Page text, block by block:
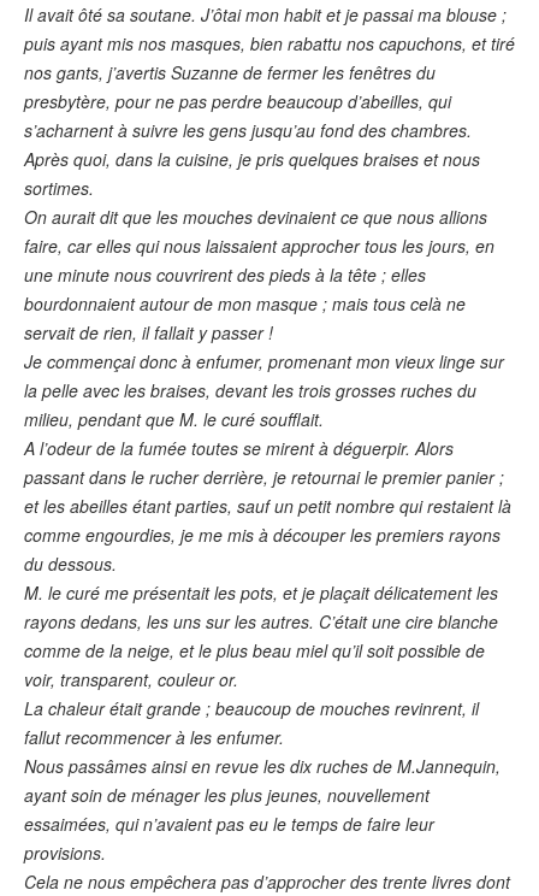
Il avait ôté sa soutane. J’ôtai mon habit et je passai ma blouse ;
puis ayant mis nos masques, bien rabattu nos capuchons, et tiré
nos gants, j’avertis Suzanne de fermer les fenêtres du
presbytère, pour ne pas perdre beaucoup d’abeilles, qui
s’acharnent à suivre les gens jusqu’au fond des chambres.
Après quoi, dans la cuisine, je pris quelques braises et nous
sortimes.
On aurait dit que les mouches devinaient ce que nous allions
faire, car elles qui nous laissaient approcher tous les jours, en
une minute nous couvrirent des pieds à la tête ; elles
bourdonnaient autour de mon masque ; mais tous celà ne
servait de rien, il fallait y passer !
Je commençai donc à enfumer, promenant mon vieux linge sur
la pelle avec les braises, devant les trois grosses ruches du
milieu, pendant que M. le curé soufflait.
A l’odeur de la fumée toutes se mirent à déguerpir. Alors
passant dans le rucher derrière, je retournai le premier panier ;
et les abeilles étant parties, sauf un petit nombre qui restaient là
comme engourdies, je me mis à découper les premiers rayons
du dessous.
M. le curé me présentait les pots, et je plaçait délicatement les
rayons dedans, les uns sur les autres. C’était une cire blanche
comme de la neige, et le plus beau miel qu’il soit possible de
voir, transparent, couleur or.
La chaleur était grande ; beaucoup de mouches revinrent, il
fallut recommencer à les enfumer.
Nous passâmes ainsi en revue les dix ruches de M.Jannequin,
ayant soin de ménager les plus jeunes, nouvellement
essaimées, qui n’avaient pas eu le temps de faire leur
provisions.
Cela ne nous empêchera pas d’approcher des trente livres dont